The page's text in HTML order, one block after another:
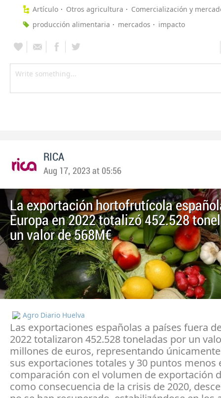
Artículo Otros agricultura
Comercialización y
producción alimentaria
mercados impacto
RICA
Aug 17, 2023 at 05:56
La exportación hortofrutícola
Europa en 2022 totalizó 452.528
un valor de 568M€
Agro Diario Huelva
Las exportaciones españolas a países fuera
2022 totalizaron 452.528 toneladas por un
millones de euros, representando
sus exportaciones totales y 30 puntos menos
comparación con el volumen de exportación
como consecuencia de la crisis de 2020,